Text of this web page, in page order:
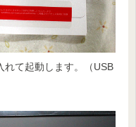
れて起動します。（USB